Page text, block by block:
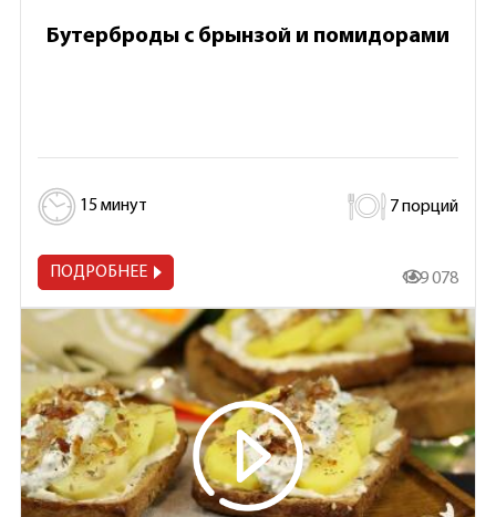
Бутерброды с брынзой и помидорами
15 минут 7 порций
ПОДРОБНЕЕ 159 078